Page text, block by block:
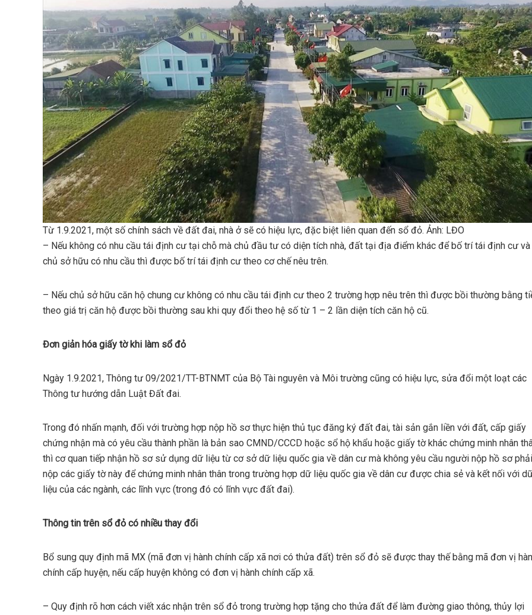
Từ 1.9.2021, một số chính sách về đất đai, nhà ở sẽ có hiệu lực, đặc biệt liên quan đến sổ đỏ. Ảnh: LĐO
– Nếu không có nhu cầu tái định cư tại chỗ mà chủ đầu tư có diện tích nhà, đất tại địa điểm khác để bố trí tái định cư và
chủ sở hữu có nhu cầu thì được bố trí tái định cư theo cơ chế nêu trên.
– Nếu chủ sở hữu căn hộ chung cư không có nhu cầu tái định cư theo 2 trường hợp nêu trên thì được bồi thường bằng
theo giá trị căn hộ được bồi thường sau khi quy đổi theo hệ số từ 1 – 2 lần diện tích căn hộ cũ.
Đơn giản hóa giấy tờ khi làm sổ đỏ
Ngày 1.9.2021, Thông tư 09/2021/TT-BTNMT của Bộ Tài nguyên và Môi trường cũng có hiệu lực, sửa đổi một loạt các
Thông tư hướng dẫn Luật Đất đai.
Trong đó nhấn mạnh, đối với trường hợp nộp hồ sơ thực hiện thủ tục đăng ký đất đai, tài sản gắn liền với đất, cấp giấy
chứng nhận mà có yêu cầu thành phần là bản sao CMND/CCCD hoặc sổ hộ khẩu hoặc giấy tờ khác chứng minh nhân
thì cơ quan tiếp nhận hồ sơ sử dụng dữ liệu từ cơ sở dữ liệu quốc gia về dân cư mà không yêu cầu người nộp hồ sơ phải
nộp các giấy tờ này để chứng minh nhân thân trong trường hợp dữ liệu quốc gia về dân cư được chia sẻ và kết nối với
liệu của các ngành, các lĩnh vực (trong đó có lĩnh vực đất đai).
Thông tin trên sổ đỏ có nhiều thay đổi
Bổ sung quy định mã MX (mã đơn vị hành chính cấp xã nơi có thửa đất) trên sổ đỏ sẽ được thay thế bằng mã đơn vị
chính cấp huyện, nếu cấp huyện không có đơn vị hành chính cấp xã.
– Quy định rõ hơn cách viết xác nhận trên sổ đỏ trong trường hợp tặng cho thửa đất để làm đường giao thông, thủy lợi